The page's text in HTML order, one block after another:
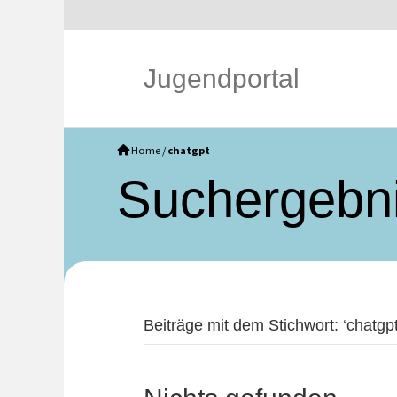
Jugendportal
Home / chatgpt
Beiträge mit dem Stichwort: